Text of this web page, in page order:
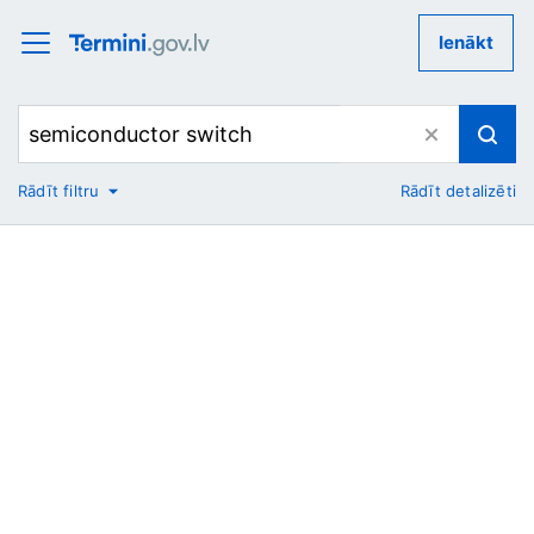
Ienākt
No
Rādīt filtru Rādīt detalizēti